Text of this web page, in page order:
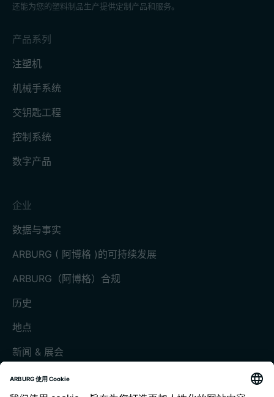
还能为您的塑料制品生产提供定制产品和服务。
产品系列
注塑机
机械手系统
交钥匙工程
控制系统
数字产品
企业
数据与事实
ARBURG ( 阿博格 )的可持续发展
ARBURG（阿博格）合规
历史
地点
新闻 & 展会
展会和活动